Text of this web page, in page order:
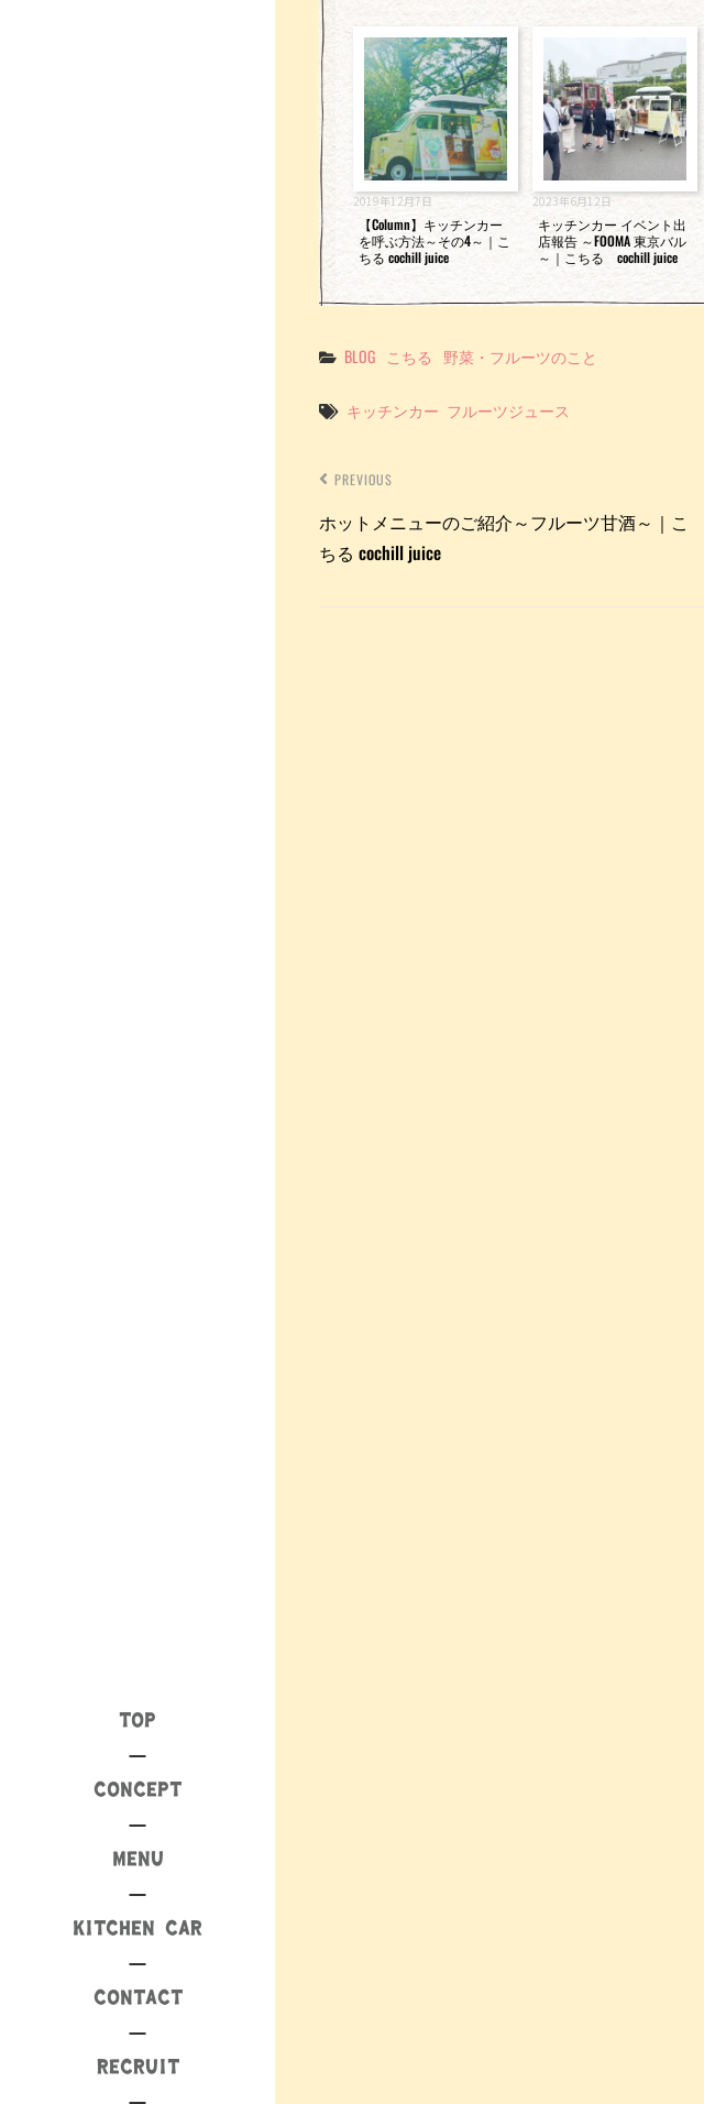
TOP
CONCEPT
MENU
KITCHEN CAR
CONTACT
RECRUIT
2019年12月7日
【Column】キッチンカー
を呼ぶ方法～その4～｜こ
ちる cochill juice
2023年6月12日
キッチンカー イベント出
店報告 ～FOOMA 東京バル
～｜こちる cochill juice
Categories
BLOG こちる 野菜・フルーツのこと
Tags
キッチンカー フルーツジュース
PREVIOUS
ホットメニューのご紹介～フルーツ甘酒～｜こ
ちる cochill juice